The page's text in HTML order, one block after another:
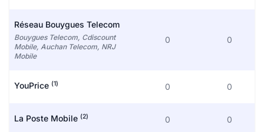
Réseau Bouygues Telecom
Bouygues Telecom, Cdiscount
Mobile, Auchan Telecom, NRJ
Mobile
0 0
YouPrice (1) 0 0
La Poste Mobile (2) 0 0